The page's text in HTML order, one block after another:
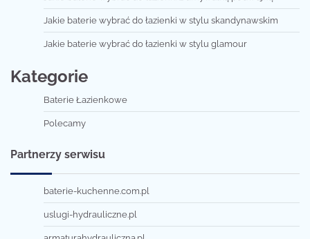
Jakie baterie wybrać do łazienki w stylu skandynawskim
Jakie baterie wybrać do łazienki w stylu glamour
Kategorie
Baterie Łazienkowe
Polecamy
Partnerzy serwisu
baterie-kuchenne.com.pl
uslugi-hydrauliczne.pl